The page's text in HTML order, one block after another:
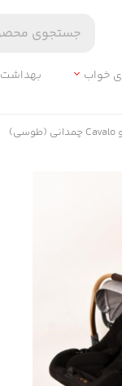
خواب بهداشت